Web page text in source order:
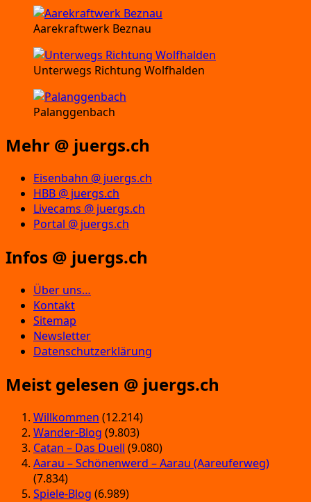
Aarekraftwerk Beznau
Unterwegs Richtung Wolfhalden
Palanggenbach
Mehr @ juergs.ch
Eisenbahn @ juergs.ch
HBB @ juergs.ch
Livecams @ juergs.ch
Portal @ juergs.ch
Infos @ juergs.ch
Über uns…
Kontakt
Sitemap
Newsletter
Datenschutzerklärung
Meist gelesen @ juergs.ch
Willkommen (12.214)
Wander-Blog (9.803)
Catan – Das Duell (9.080)
Aarau – Schönenwerd – Aarau (Aareuferweg)
(7.834)
Spiele-Blog (6.989)